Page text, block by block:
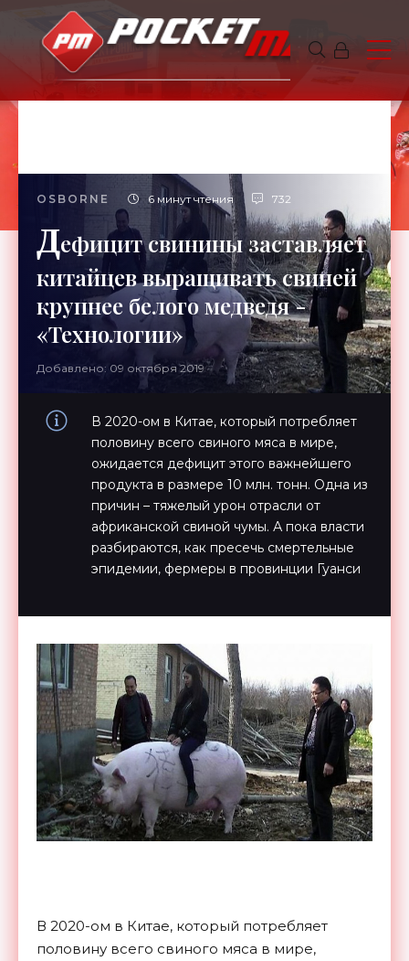
OSBORNE 6 минут чтения 732
Дефицит свинины заставляет
китайцев выращивать свиней
крупнее белого медведя -
«Технологии»
Добавлено: 09 октября 2019
В 2020-ом в Китае, который потребляет
половину всего свиного мяса в мире,
ожидается дефицит этого важнейшего
продукта в размере 10 млн. тонн. Одна из
причин – тяжелый урон отрасли от
африканской свиной чумы. А пока власти
разбираются, как пресечь смертельные
эпидемии, фермеры в провинции Гуанси
В 2020-ом в Китае, который потребляет
половину всего свиного мяса в мире,